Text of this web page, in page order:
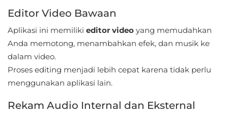
Word
Apps
Art
&
Design
Editor Video Bawaan
Aplikasi ini memiliki editor video yang memudahkan
Anda memotong, menambahkan efek, dan musik ke
dalam video.
Proses editing menjadi lebih cepat karena tidak perlu
menggunakan aplikasi lain.
Rekam Audio Internal dan Eksternal